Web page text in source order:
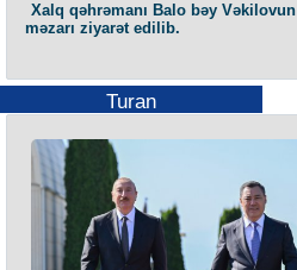
Xalq qəhrəmanı Balo bəy Vəkilovun
məzarı ziyarət edilib.
Turan